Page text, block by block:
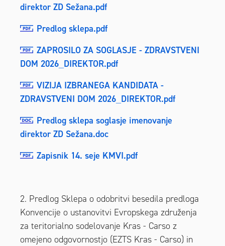
direktor ZD Sežana.pdf
Predlog sklepa.pdf
ZAPROSILO ZA SOGLASJE - ZDRAVSTVENI
DOM 2026_DIREKTOR.pdf
VIZIJA IZBRANEGA KANDIDATA -
ZDRAVSTVENI DOM 2026_DIREKTOR.pdf
Predlog sklepa soglasje imenovanje
direktor ZD Sežana.doc
Zapisnik 14. seje KMVI.pdf
2. Predlog Sklepa o odobritvi besedila predloga
Konvencije o ustanovitvi Evropskega združenja
za teritorialno sodelovanje Kras - Carso z
omejeno odgovornostjo (EZTS Kras - Carso) in